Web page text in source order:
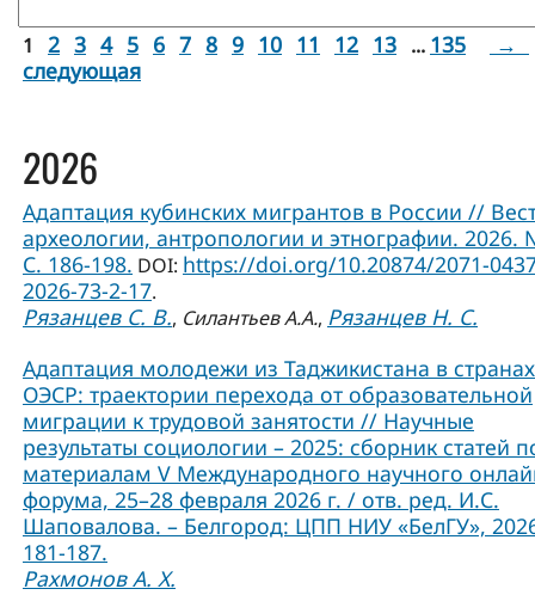
1 2 3 4 5 6 7 8 9 10 11 12 13 ... 135
→
следующая
2026
Адаптация кубинских мигрантов в России //
археологии, антропологии и этнографии. 2026.
С. 186-198. DOI: https://doi.org/10.20874/2071-
2026-73-2-17.
Рязанцев С. В., Силантьев А.А., Рязанцев Н. С.
Адаптация молодежи из Таджикистана в странах
ОЭСР: траектории перехода от образовательной
миграции к трудовой занятости // Научные
результаты социологии – 2025: сборник статей
материалам V Международного научного
форума, 25–28 февраля 2026 г. / отв. ред. И.С.
Шаповалова. – Белгород: ЦПП НИУ «БелГУ»,
181-187.
Рахмонов А. Х.